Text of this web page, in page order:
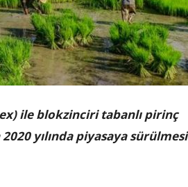
ile blokzinciri tabanlı pirinç
yılında piyasaya sürülmesi